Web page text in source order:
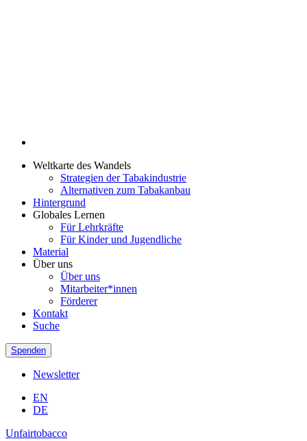
Weltkarte des Wandels
Strategien der Tabakindustrie
Alternativen zum Tabakanbau
Hintergrund
Globales Lernen
Für Lehrkräfte
Für Kinder und Jugendliche
Material
Über uns
Über uns
Mitarbeiter*innen
Förderer
Kontakt
Suche
Spenden
Newsletter
EN
DE
Unfairtobacco